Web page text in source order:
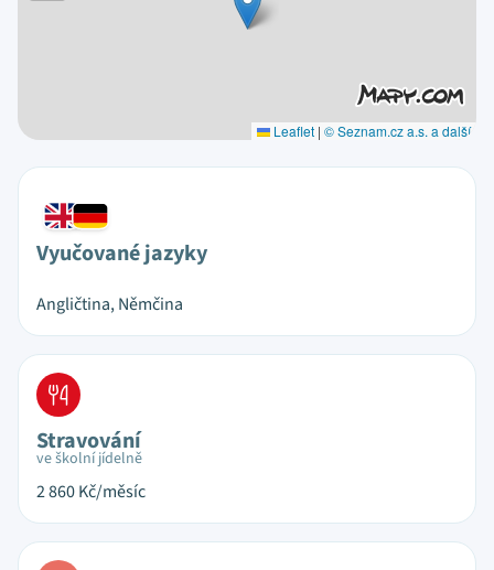
Leaflet | © Seznam.cz a.s. a další
Vyučované jazyky
Angličtina, Němčina
Stravování
ve školní jídelně
2 860Kč/měsíc